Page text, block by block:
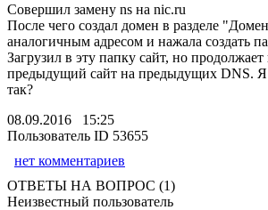
Совершил замену ns на nic.ru
После чего создал домен в разделе
аналогичным адресом и нажала создать
Загрузил в эту папку сайт, но продолжает
предыдущий сайт на предыдущих DNS. Я
так?
08.09.2016 15:25
Пользователь ID 53655
нет комментариев
ОТВЕТЫ НА ВОПРОС (1)
Неизвестный пользователь